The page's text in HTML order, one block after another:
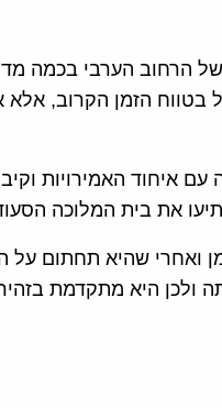
הרחוב הערבי בכמה
הזמן הקרוב, אלא
איחוד האמירויות
את בית המלוכה
ואחרי שהיא תחתום על
ולכן היא מתקדמת